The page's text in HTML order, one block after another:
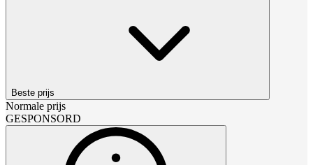
Beste prijs
Normale prijs
GESPONSORD